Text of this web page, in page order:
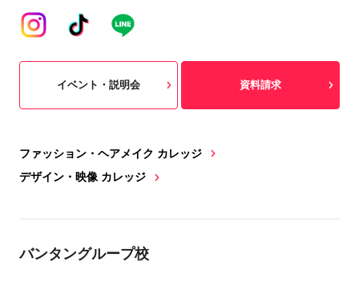
ファッション・ヘアメイク カレッジ
デザイン・映像 カレッジ
イベント・説明会 資料請求
バンタングループ校